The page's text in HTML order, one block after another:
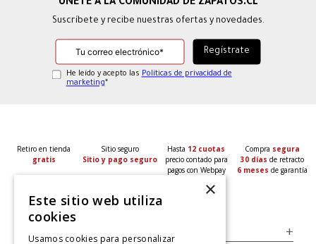
Suscríbete y recibe nuestras ofertas y novedades.
He leído y acepto lasPolíticas de privacidad de
marketing*
Retiro en tienda
gratis
Sitio seguro
Sitio y pago seguro
Hasta 12 cuotas
precio contado para
pagos con Webpay
Compra segura
30 días de retracto
6 meses de garantía
+
×
Este sitio web utiliza
cookies
Usamos cookies para personalizar